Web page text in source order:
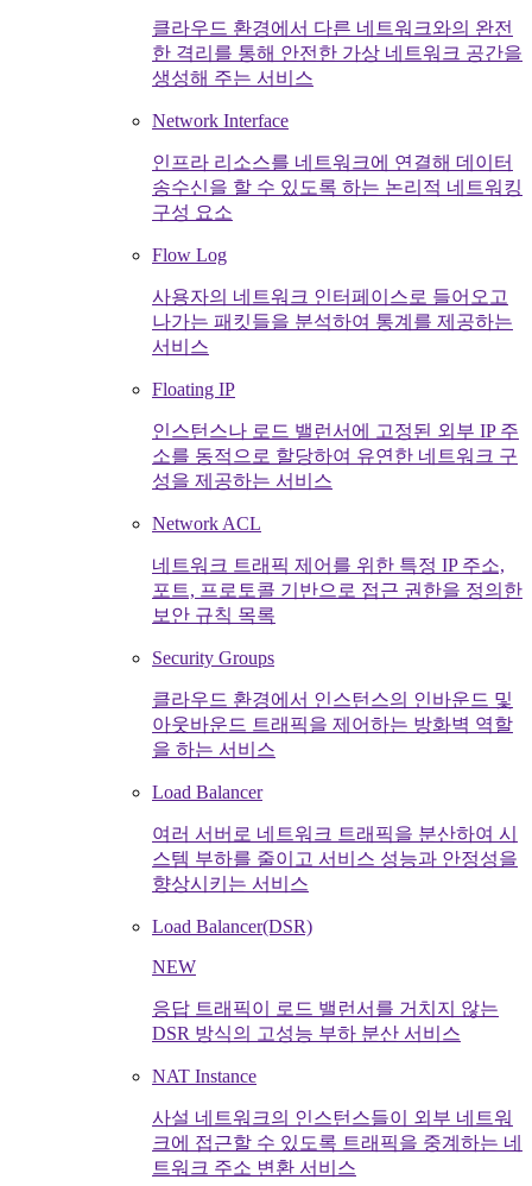
클라우드 환경에서 다른 네트워크와의 완전
한 격리를 통해 안전한 가상 네트워크 공간을
생성해 주는 서비스
Network Interface
인프라 리소스를 네트워크에 연결해 데이터
송수신을 할 수 있도록 하는 논리적 네트워킹
구성 요소
Flow Log
사용자의 네트워크 인터페이스로 들어오고
나가는 패킷들을 분석하여 통계를 제공하는
서비스
Floating IP
인스턴스나 로드 밸런서에 고정된 외부 IP 주
소를 동적으로 할당하여 유연한 네트워크 구
성을 제공하는 서비스
Network ACL
네트워크 트래픽 제어를 위한 특정 IP 주소,
포트, 프로토콜 기반으로 접근 권한을 정의한
보안 규칙 목록
Security Groups
클라우드 환경에서 인스턴스의 인바운드 및
아웃바운드 트래픽을 제어하는 방화벽 역할
을 하는 서비스
Load Balancer
여러 서버로 네트워크 트래픽을 분산하여 시
스템 부하를 줄이고 서비스 성능과 안정성을
향상시키는 서비스
Load Balancer(DSR)
NEW
응답 트래픽이 로드 밸런서를 거치지 않는
DSR 방식의 고성능 부하 분산 서비스
NAT Instance
사설 네트워크의 인스턴스들이 외부 네트워
크에 접근할 수 있도록 트래픽을 중계하는 네
트워크 주소 변환 서비스